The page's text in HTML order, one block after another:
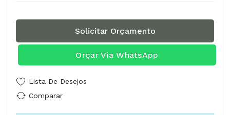
Solicitar Orçamento
Orçar Via WhatsApp
Lista De Desejos
Comparar